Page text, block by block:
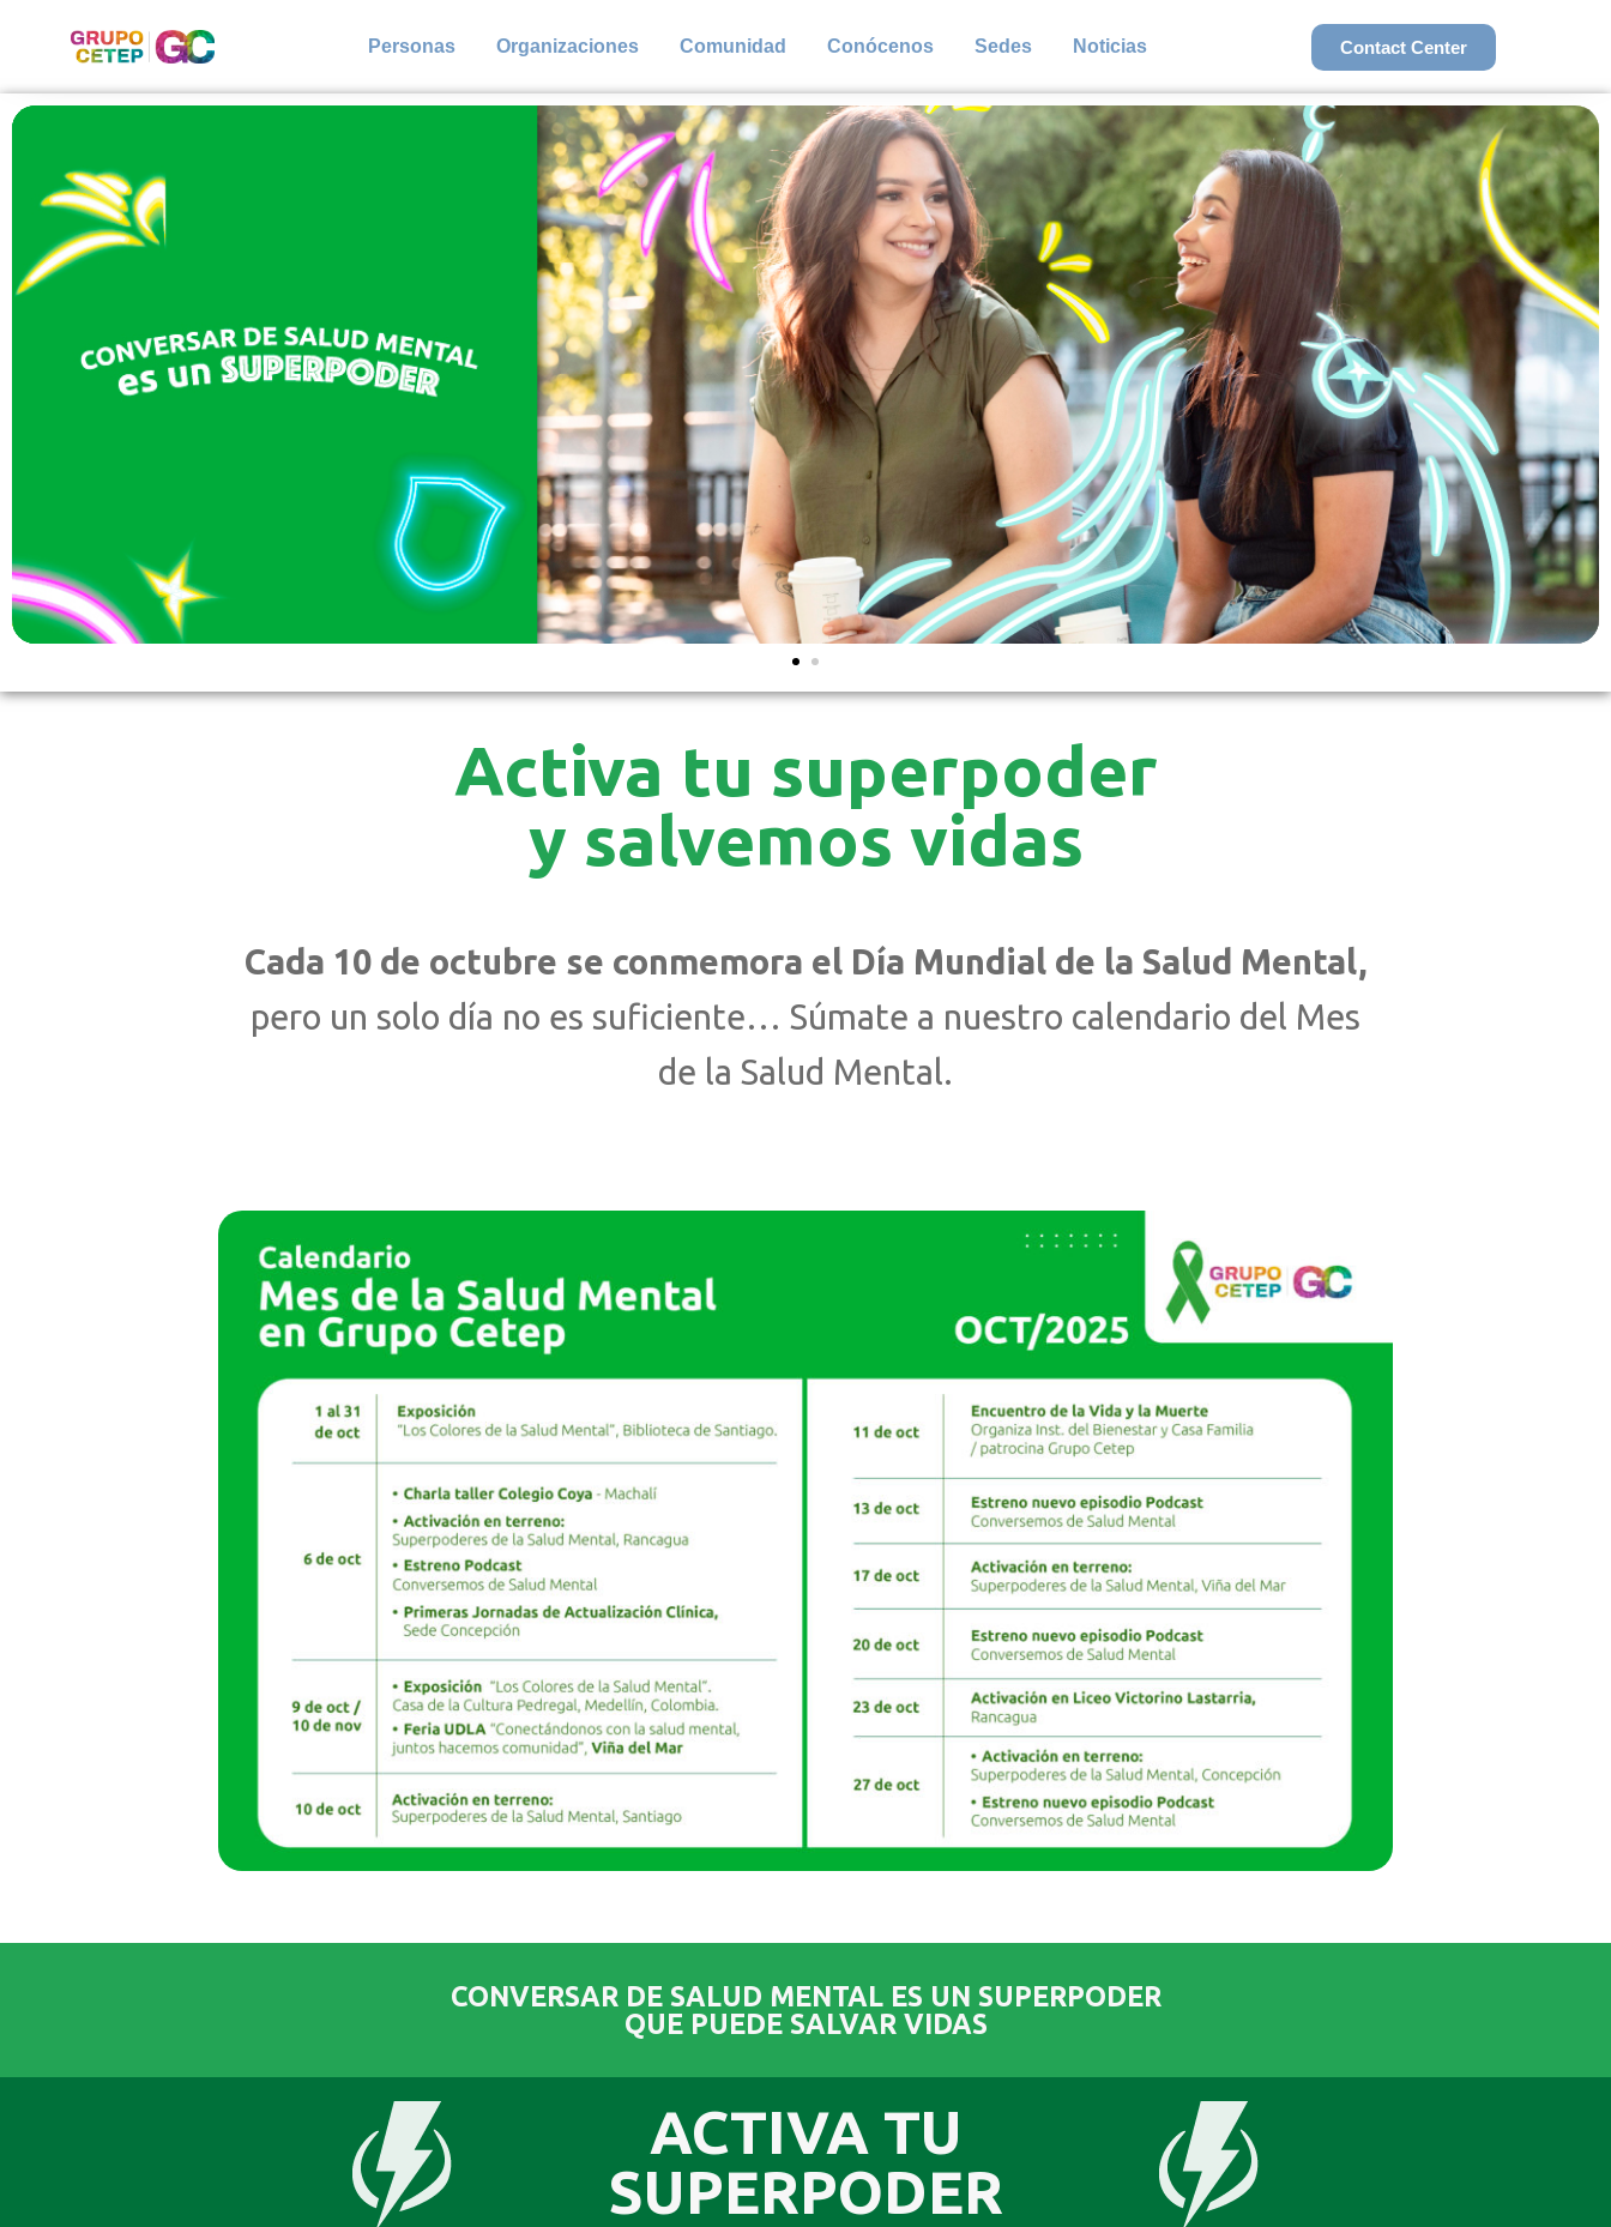
Personas Organizaciones Comunidad Conócenos Sedes Noticias Contact Center
Activa tu superpoder
y salvemos vidas
Cada 10 de octubre se conmemora el Día Mundial de la Salud Mental,
pero un solo día no es suficiente… Súmate a nuestro calendario del Mes
de la Salud Mental.
CONVERSAR DE SALUD MENTAL ES UN SUPERPODER
QUE PUEDE SALVAR VIDAS​
ACTIVA TU
SUPERPODER